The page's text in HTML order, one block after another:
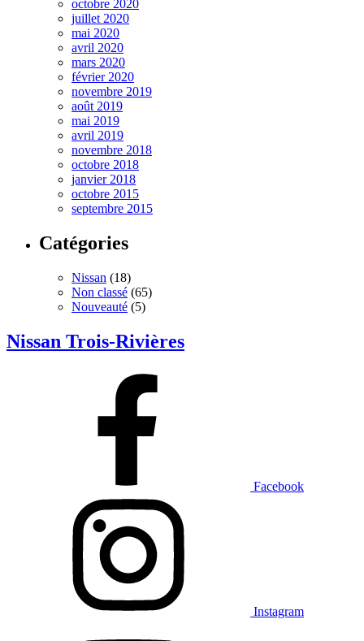
octobre 2020
juillet 2020
mai 2020
avril 2020
mars 2020
février 2020
novembre 2019
août 2019
mai 2019
avril 2019
novembre 2018
octobre 2018
janvier 2018
octobre 2015
septembre 2015
Catégories
Nissan (18)
Non classé (65)
Nouveauté (5)
Nissan Trois-Rivières
Facebook
Instagram